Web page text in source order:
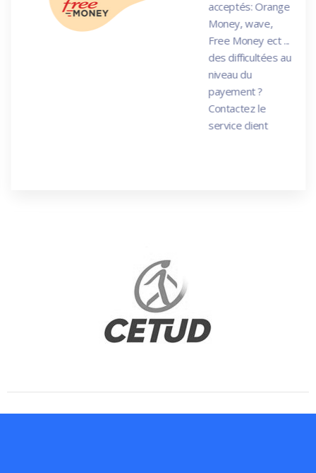
acceptés: Orange
Money, wave,
Free Money ect ...
des difficultées au
niveau du
payement ?
Contactez le
service client